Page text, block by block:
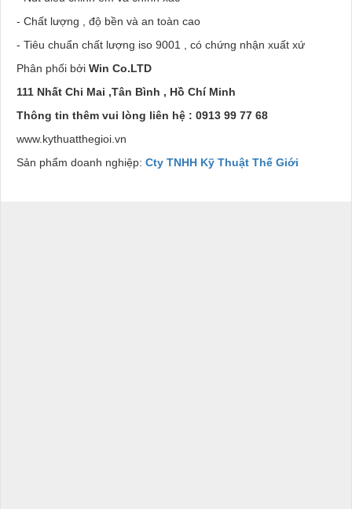
- Chất lượng , độ bền và an toàn cao
- Tiêu chuẩn chất lượng iso 9001 , có chứng nhận xuất xứ
Phân phối bởi Win Co.LTD
111 Nhất Chi Mai ,Tân Bình , Hồ Chí Minh
Thông tin thêm vui lòng liên hệ : 0913 99 77 68
www.kythuatthegioi.vn
Sản phẩm doanh nghiệp: Cty TNHH Kỹ Thuật Thế Giới